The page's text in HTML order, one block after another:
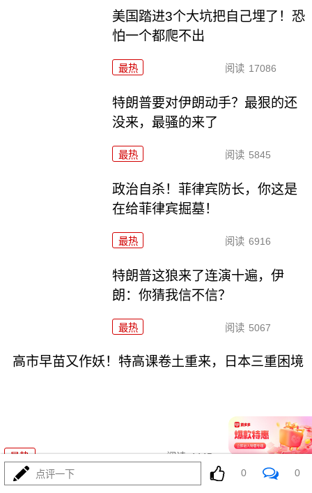
美国踏进3个大坑把自己埋了！恐
怕一个都爬不出
最热 阅读 17086
特朗普要对伊朗动手？最狠的还
没来，最骚的来了
最热 阅读 5845
政治自杀！菲律宾防长，你这是
在给菲律宾掘墓！
最热 阅读 6916
特朗普这狼来了连演十遍，伊
朗：你猜我信不信？
最热 阅读 5067
高市早苗又作妖！特高课卷土重来，日本三重困境
最热 阅读 4445 08-03
点评一下 0 0